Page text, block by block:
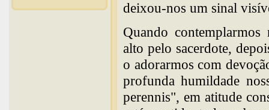
deixou-nos um sinal
Quando
alto pelo sacerdote,
o adorarmos com
profunda humildade
perennis", em atitude